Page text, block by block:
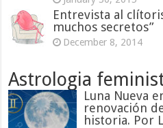
Entrevista al
muchos secretos”
December 8, 2014
Astrologia
Luna Nueva
renovación
historia. Por